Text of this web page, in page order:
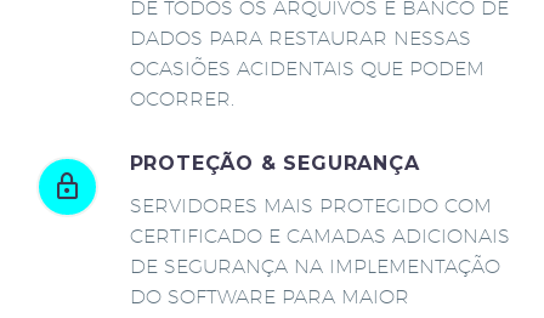
DE TODOS OS ARQUIVOS E BANCO DE
DADOS PARA RESTAURAR NESSAS
OCASIÕES ACIDENTAIS QUE PODEM
OCORRER.
PROTEÇÃO & SEGURANÇA
SERVIDORES MAIS PROTEGIDO COM
CERTIFICADO E CAMADAS ADICIONAIS
DE SEGURANÇA NA IMPLEMENTAÇÃO
DO SOFTWARE PARA MAIOR